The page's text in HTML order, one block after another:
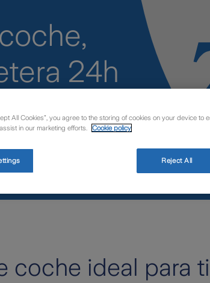
24h
coche ideal para ti
All Cookies”, you agree to the storing of cookies on your device to
in our marketing efforts.
Cookie policy
Reject All